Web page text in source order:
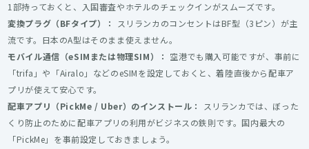
1部持っておくと、入国審査やホテルのチェックインがスムーズです。
変換プラグ（BFタイプ）：
スリランカのコンセントはBF型（3ピン）が主
流です。日本のA型はそのまま使えません。
モバイル通信（eSIMまたは物理SIM）： 空港でも購入可能ですが、事前に
「trifa」や「Airalo」などのeSIMを設定しておくと、着陸直後から配車ア
プリが使えて安心です。
配車アプリ（PickMe / Uber）のインストール：
スリランカでは、ぼった
くり防止のために配車アプリの利用がビジネスの鉄則です。国内最大の
「PickMe」を事前設定しておきましょう。